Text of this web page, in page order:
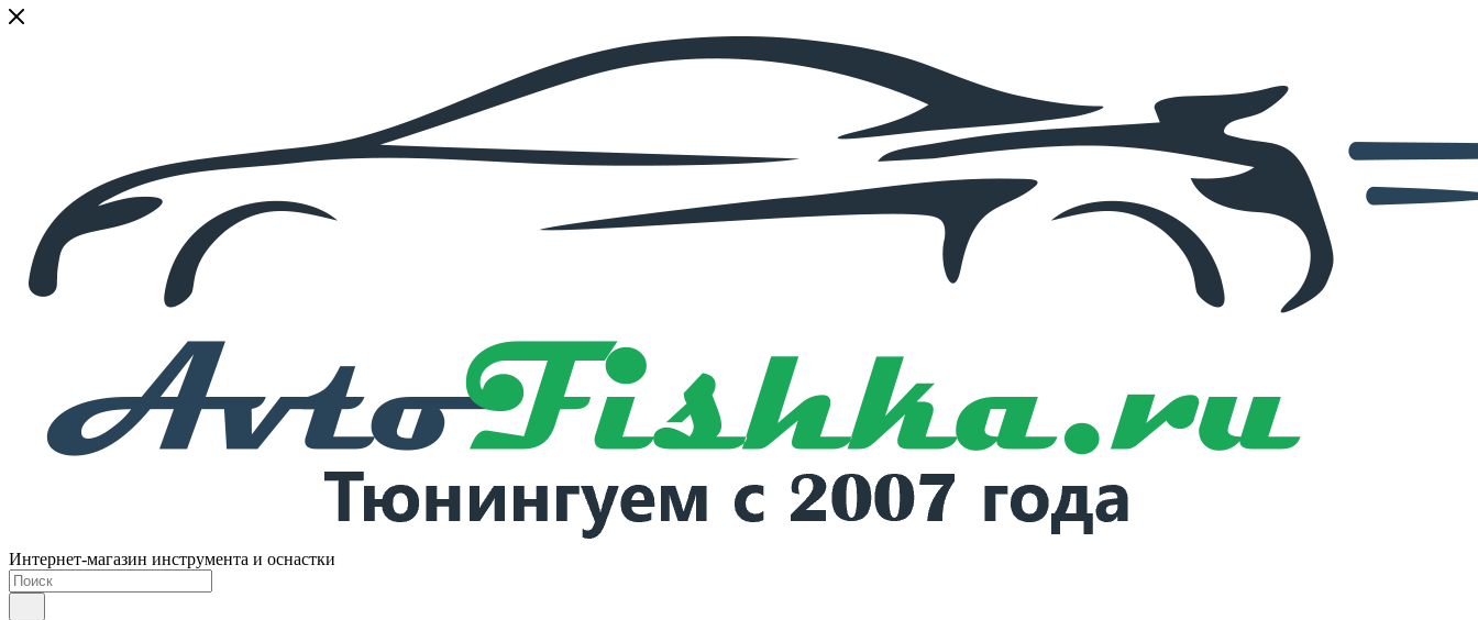
Интернет-магазин инструмента и оснастки